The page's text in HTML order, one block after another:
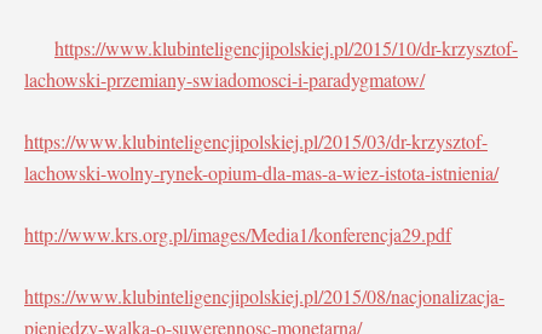
https://www.klubinteligencjipolskiej.pl/2015/10/dr-krzysztof-
lachowski-przemiany-swiadomosci-i-paradygmatow/
https://www.klubinteligencjipolskiej.pl/2015/03/dr-krzysztof-
lachowski-wolny-rynek-opium-dla-mas-a-wiez-istota-istnienia/
http://www.krs.org.pl/images/Media1/konferencja29.pdf
https://www.klubinteligencjipolskiej.pl/2015/08/nacjonalizacja-
pieniedzy-walka-o-suwerennosc-monetarna/